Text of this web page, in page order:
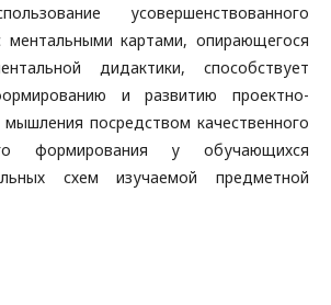
усовершенствованного
картами, опирающегося
дидактики, способствует
и развитию проектно-
мышления посредством качественного
формирования у обучающихся
схем изучаемой предметной